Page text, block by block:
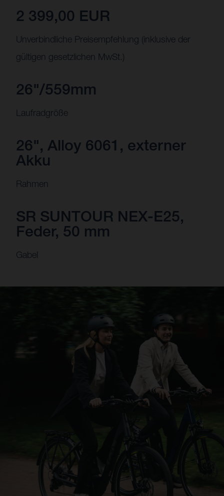
2 399,00 EUR
Unverbindliche Preisempfehlung (inklusive der
gültigen gesetzlichen MwSt.)
26"/559mm
Laufradgröße
26", Alloy 6061, externer
Akku
Rahmen
SR SUNTOUR NEX-E25,
Feder, 50 mm
Gabel